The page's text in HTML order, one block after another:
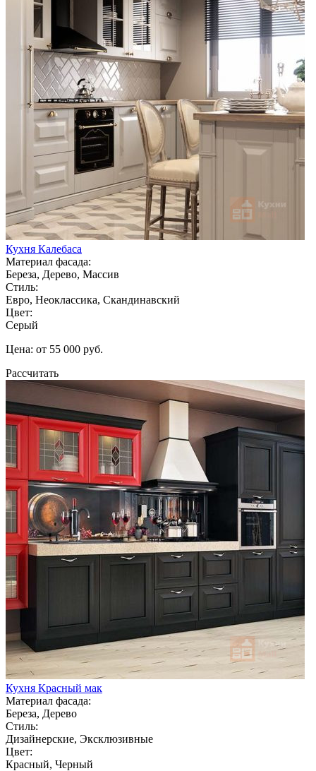
Кухня Калебаса
Материал фасада:
Береза, Дерево, Массив
Стиль:
Евро, Неоклассика, Скандинавский
Цвет:
Серый
Цена: от 55 000 руб.
Рассчитать
Кухня Красный мак
Материал фасада:
Береза, Дерево
Стиль:
Дизайнерские, Эксклюзивные
Цвет:
Красный, Черный